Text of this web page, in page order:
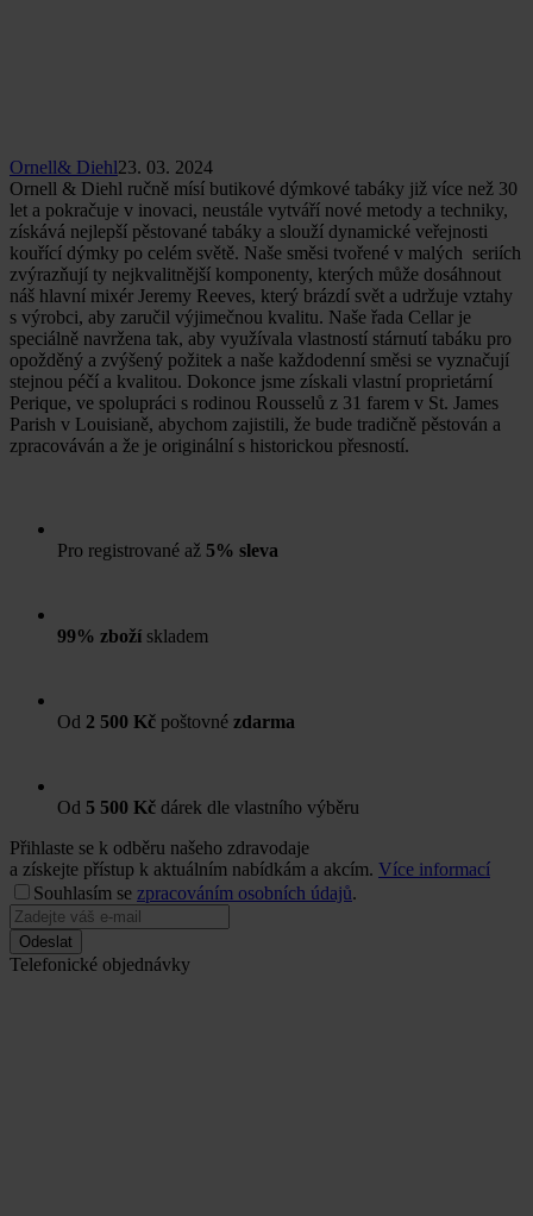
Ornell& Diehl23. 03. 2024
Ornell & Diehl ručně mísí butikové dýmkové tabáky již více než 30
let a pokračuje v inovaci, neustále vytváří nové metody a techniky,
získává nejlepší pěstované tabáky a slouží dynamické veřejnosti
kouřící dýmky po celém světě. Naše směsi tvořené v malých seriích
zvýrazňují ty nejkvalitnější komponenty, kterých může dosáhnout
náš hlavní mixér Jeremy Reeves, který brázdí svět a udržuje vztahy
s výrobci, aby zaručil výjimečnou kvalitu. Naše řada Cellar je
speciálně navržena tak, aby využívala vlastností stárnutí tabáku pro
opožděný a zvýšený požitek a naše každodenní směsi se vyznačují
stejnou péčí a kvalitou. Dokonce jsme získali vlastní proprietární
Perique, ve spolupráci s rodinou Rousselů z 31 farem v St. James
Parish v Louisianě, abychom zajistili, že bude tradičně pěstován a
zpracováván a že je originální s historickou přesností.
Pro registrované až 5% sleva
99% zboží skladem
Od 2 500 Kč poštovné zdarma
Od 5 500 Kč dárek dle vlastního výběru
Přihlaste se k odběru našeho zdravodaje
a získejte přístup k aktuálním nabídkám a akcím. Více informací
Souhlasím se zpracováním osobních údajů.
Odeslat
Telefonické objednávky